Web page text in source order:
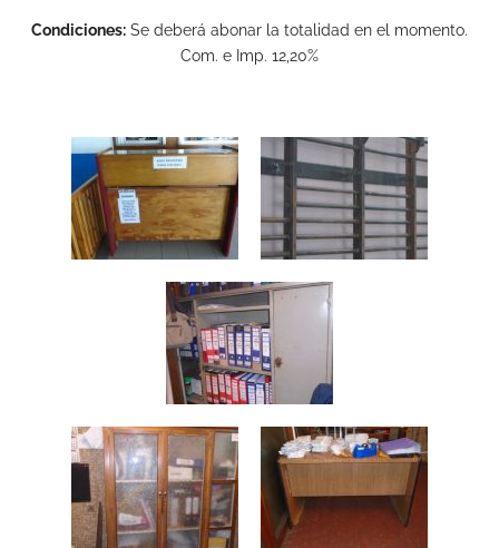
Condiciones: Se deberá abonar la totalidad en el momento.
Com. e Imp. 12,20%